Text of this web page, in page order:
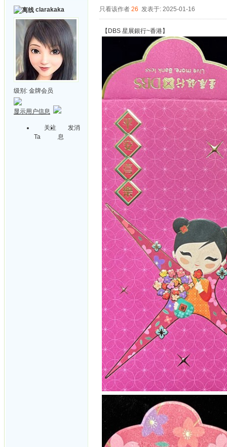
clarakaka
级别: 金牌会员
显示用户信息
关注
Ta
发消
息
只看该作者 26 发表于: 2025-01-16
【DBS 星展銀行~香港】